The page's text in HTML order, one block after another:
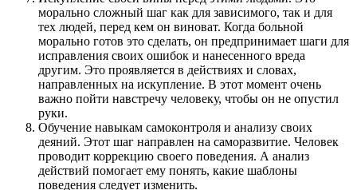
морально сложный шаг как для зависимого, так и для
тех людей, перед кем он виноват. Когда больной
морально готов это сделать, он предпринимает шаги для
исправления своих ошибок и нанесенного вреда
другим. Это проявляется в действиях и словах,
направленных на искупление. В этот момент очень
важно пойти навстречу человеку, чтобы он не опустил
руки.
Обучение навыкам самоконтроля и анализу своих
деяний. Этот шаг направлен на саморазвитие. Человек
проводит коррекцию своего поведения. А анализ
действий помогает ему понять, какие шаблоны
поведения следует изменить.